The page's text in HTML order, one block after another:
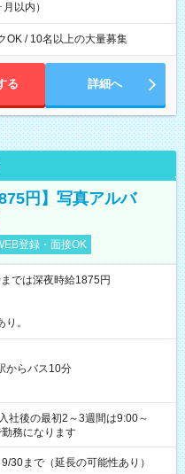
以内）
OK / 10名以上の大量募集
る 詳細へ
円】写真アルバ
登録・面接OK
では深夜時給1875円
。
からバス10分
後の最初2～3週間は9:00～
務になります
30まで（延長の可能性あり）